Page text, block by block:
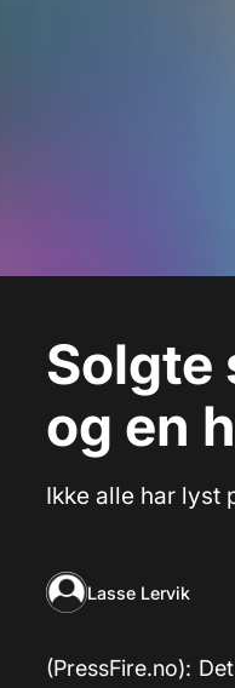
Solgte
og en
Ikke alle har lyst
Lasse Lervik
(PressFire.no):